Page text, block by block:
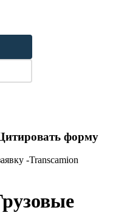
форму
-Transcamion